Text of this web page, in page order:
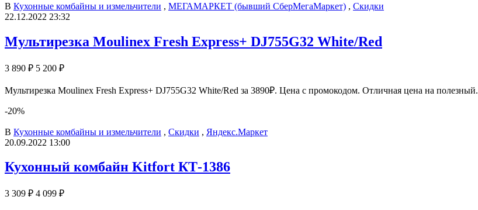
В Кухонные комбайны и измельчители , МЕГАМАРКЕТ (бывший СберМегаМаркет) , Скидки
22.12.2022 23:32
Мультирезка Moulinex Fresh Express+ DJ755G32 White/Red
3 890 ₽ 5 200 ₽
Мультирезка Moulinex Fresh Express+ DJ755G32 White/Red за 3890₽. Цена с промокодом. Отличная цена на полезный.
-20%
В Кухонные комбайны и измельчители , Скидки , Яндекс.Маркет
20.09.2022 13:00
Кухонный комбайн Kitfort КТ-1386
3 309 ₽ 4 099 ₽